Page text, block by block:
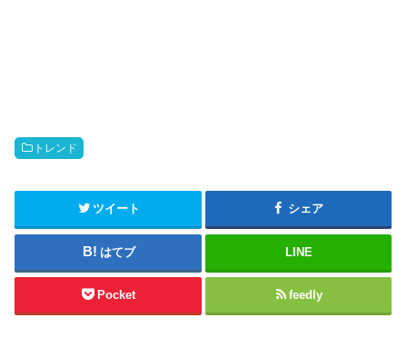
トレンド
ツイート シェア
はてブ LINE
Pocket feedly